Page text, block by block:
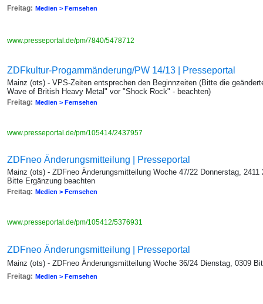
Freitag: Medien > Fernsehen
www.presseportal.de/pm/7840/5478712
ZDFkultur-Progammänderung/PW 14/13 | Presseportal
Mainz (ots) - VPS-Zeiten entsprechen den Beginnzeiten (Bitte die
Wave of British Heavy Metal" vor "Shock Rock" - beachten)
Freitag: Medien > Fernsehen
www.presseportal.de/pm/105414/2437957
ZDFneo Änderungsmitteilung | Presseportal
Mainz (ots) - ZDFneo Änderungsmitteilung Woche 47/22 Donnerstag,
Bitte Ergänzung beachten
Freitag: Medien > Fernsehen
www.presseportal.de/pm/105412/5376931
ZDFneo Änderungsmitteilung | Presseportal
Mainz (ots) - ZDFneo Änderungsmitteilung Woche 36/24 Dienstag, 0309
Freitag: Medien > Fernsehen